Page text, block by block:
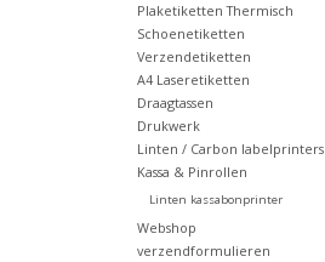
Plaketiketten Thermisch
Schoenetiketten
Verzendetiketten
A4 Laseretiketten
Draagtassen
Drukwerk
Linten / Carbon labelprinters
Kassa & Pinrollen
Linten kassabonprinter
Webshop
verzendformulieren